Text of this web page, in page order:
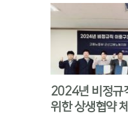
2024년 비정규
위한 상생협약